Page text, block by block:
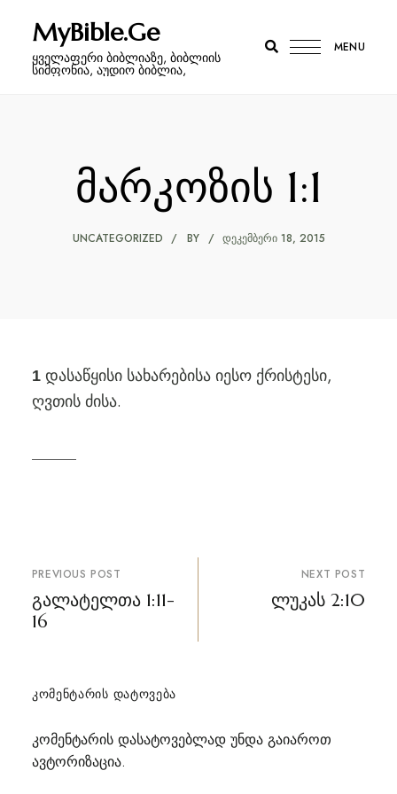
MyBible.Ge
ყველაფერი ბიბლიაზე, ბიბლიის
სიმფონია, აუდიო ბიბლია,
MENU
მარკოზის 1:1
UNCATEGORIZED BY ᲓᲔᲙᲔᲛᲑᲔᲠᲘ 18, 2015
1დასაწყისი სახარებისა იესო ქრისტესი,
ღვთის ძისა.
პოსტის
ნავიგაცია
PREVIOUS POST
გალატელთა 1:11-
16
NEXT POST
ლუკას 2:10
ᲙᲝᲛᲔᲜᲢᲐᲠᲘᲡ ᲓᲐᲢᲝᲕᲔᲑᲐ
კომენტარის დასატოვებლად უნდა გაიაროთ
ავტორიზაცია.